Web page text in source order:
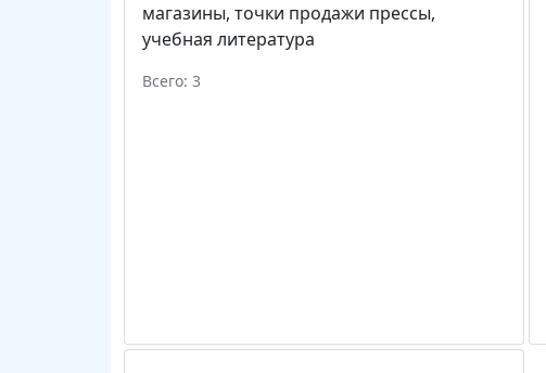
магазины, точки продажи прессы,
учебная литература
Всего: 3